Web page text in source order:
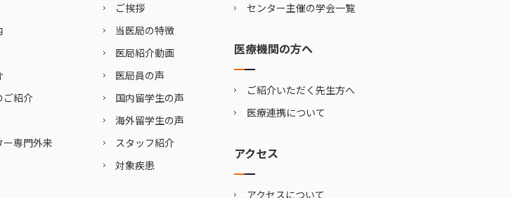
ご紹介
専門外来
ご挨拶
当医局の特徴
医局紹介動画
医局員の声
国内留学生の声
海外留学生の声
スタッフ紹介
対象疾患
センター主催の学会一覧
医療機関の方へ
ご紹介いただく先生方へ
医療連携について
アクセス
アクセスについて